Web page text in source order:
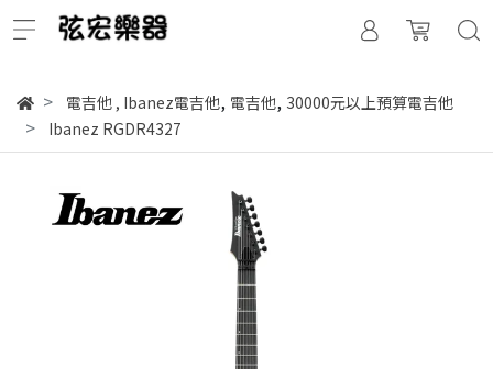
電吉他, Ibanez電吉他, 電吉他, 30000元以上預算電吉他
Ibanez RGDR4327